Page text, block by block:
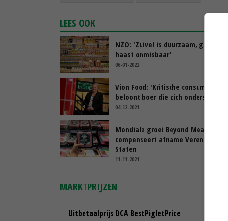
LEES OOK
NZO: 'Zuivel is duurzaam, gezond en
haast onmisbaar'
06-01-2022
Vion Food: 'Kritische consument
beloont boer die zich onderscheidt'
04-12-2021
Mondiale groei Beyond Meat
compenseert afname Verenigde
Staten
11-11-2021
MARKTPRIJZEN
Uitbetaalprijs DCA BestPigletPrice